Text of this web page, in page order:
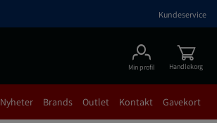
Kundeservice
Min profil Handlekorg
Nyheter Brands Outlet Kontakt Gavekort